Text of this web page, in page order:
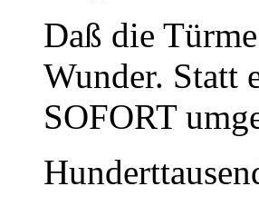
Daß die
Wunder. Statt
SOFORT